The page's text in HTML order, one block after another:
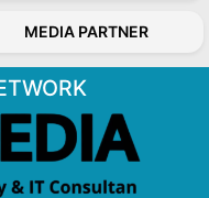
MEDIA PARTNER